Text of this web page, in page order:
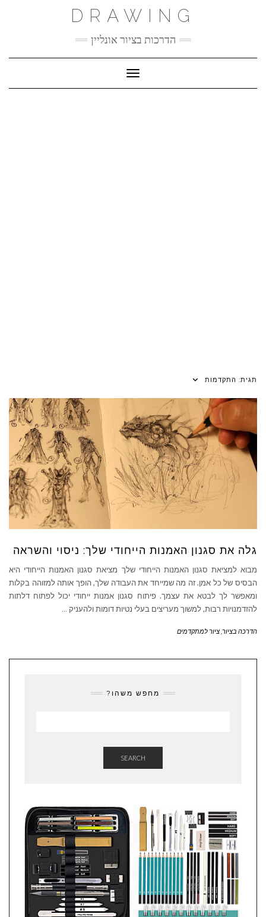
DRAWING
הדרכות בציור אונליין
Toggle Navigation
תגית: התקדמות
גלה את סגנון האמנות הייחודי שלך: ניסוי והשראה
מבוא למציאת סגנון האמנות הייחודי שלך מציאת סגנון האמנות הייחודי היא
הבסיס של כל אמן. זה מה שמייחד את העבודה שלך, הופך אותה למזוהה בקלות
ומאפשר לך לבטא את עצמך. פיתוח סגנון אמנות ייחודי יכול לפתוח דלתות
להזדמנויות רבות, למשוך מעריצים בעלי נטיות דומות ולהעניק …
הדרכה בציור ציור למתקדמים
מחפש משהו?
SEARCH